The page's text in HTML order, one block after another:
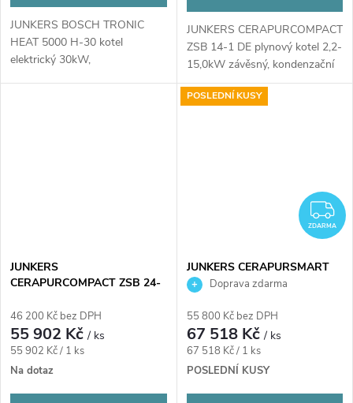
JUNKERS BOSCH TRONIC
HEAT 5000 H-30 kotel
elektrický 30kW,
JUNKERS CERAPURCOMPACT
ZSB 14-1 DE plynový kotel 2,2-
15,0kW závěsný, kondenzační
JUNKERS
CERAPURCOMPACT ZSB 24-
závěsný
46 200 Kč bez DPH
55 902 Kč/ ks
Měrná
cena:
55 902 Kč / 1 ks
Na dotaz
POSLEDNÍ KUSY
ZDARMA
JUNKERS CERAPURSMART
ZWB 28-3 CE plynový kotel
závěsný
Doprava zdarma
55 800 Kč bez DPH
67 518 Kč/ ks
Měrná
cena:
67 518 Kč / 1 ks
POSLEDNÍ KUSY